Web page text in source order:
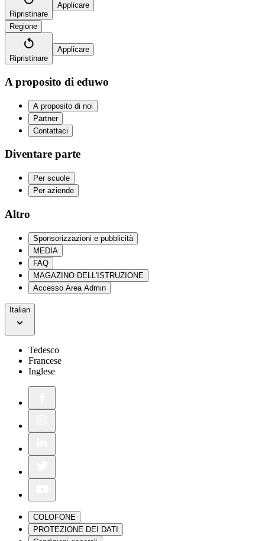
Ripristinare
Applicare
Regione
Ripristinare
Applicare
A proposito di eduwo
A proposito di noi
Partner
Contattaci
Diventare parte
Per scuole
Per aziende
Altro
Sponsorizzazioni e pubblicità
MEDIA
FAQ
MAGAZINO DELL'ISTRUZIONE
Accesso Area Admin
Italian
Tedesco
Francese
Inglese
COLOFONE
PROTEZIONE DEI DATI